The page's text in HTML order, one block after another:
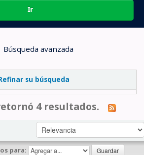
Ir
Búsqueda avanzada
su búsqueda
4 resultados.
para: